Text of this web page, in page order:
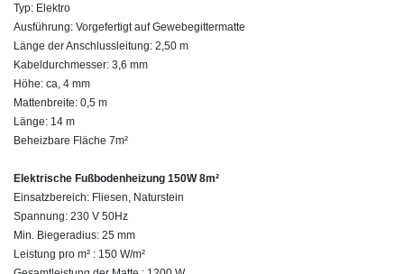
Typ: Elektro
Ausführung: Vorgefertigt auf Gewebegittermatte
Länge der Anschlussleitung: 2,50 m
Kabeldurchmesser: 3,6 mm
Höhe: ca, 4 mm
Mattenbreite: 0,5 m
Länge: 14 m
Beheizbare Fläche 7m²
Elektrische Fußbodenheizung 150W 8m²
Einsatzbereich: Fliesen, Naturstein
Spannung: 230 V 50Hz
Min. Biegeradius: 25 mm
Leistung pro m² : 150 W/m²